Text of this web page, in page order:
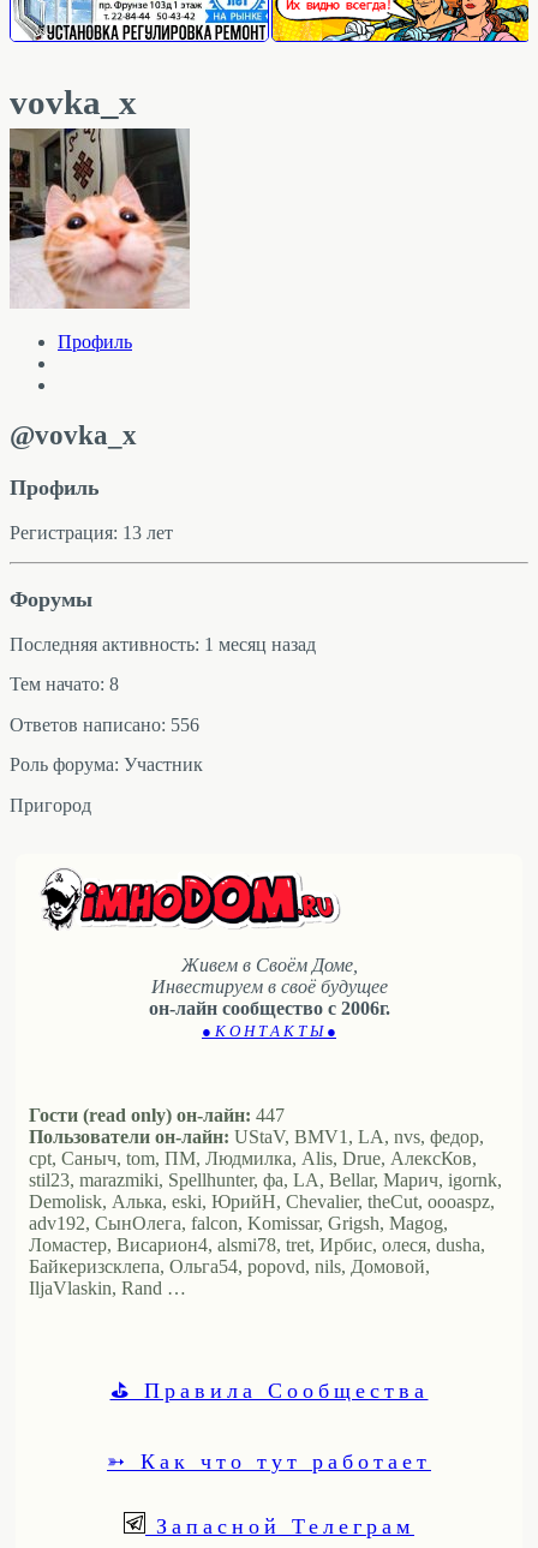
vovka_x
Профиль
@vovka_x
Профиль
Регистрация: 13 лет
Форумы
Последняя активность: 1 месяц назад
Тем начато: 8
Ответов написано: 556
Роль форума: Участник
Пригород
Живем в Своём Доме,
Инвестируем в своё будущее
он-лайн сообщество с 2006г.
● К О Н Т А К Т Ы ●
Гости (read only) он-лайн: 447
Пользователи он-лайн: UStaV, BMV1, LA, nvs, федор,
cpt, Саныч, tom, ПМ, Людмилка, Alis, Drue, АлексКов,
stil23, marazmiki, Spellhunter, фа, LA, Bellar, Марич, igornk,
Demolisk, Алька, eski, ЮрийН, Chevalier, theCut, oooaspz,
adv192, СынОлега, falcon, Komissar, Grigsh, Magog,
Ломастер, Висариoн4, alsmi78, tret, Ирбис, олеся, dusha,
Байкеризсклепа, Ольга54, popovd, nils, Домовой,
IljaVlaskin, Rand …
⛳ Правила Сообщества
➳ Как что тут работает
Запасной Телеграм